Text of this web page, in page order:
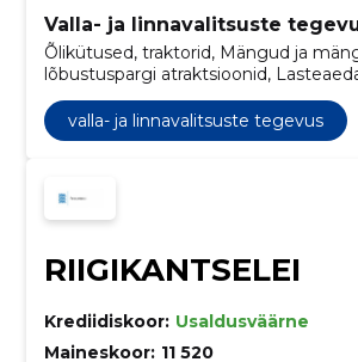
Valla- ja linnavalitsuste
Õlikütused, traktorid, Mängud ja
lõbustuspargi atraktsioonid,
Büroo tugiteenused, Teetööd,
hoonete ehitustööd, Torujuhtmete,
elektriliinide, maanteede, teede,
valla- ja linnavalitsuste tegevus
RIIGIKANTSELEI
Krediidiskoor: Usaldusväärne
Maineskoor: 11 520